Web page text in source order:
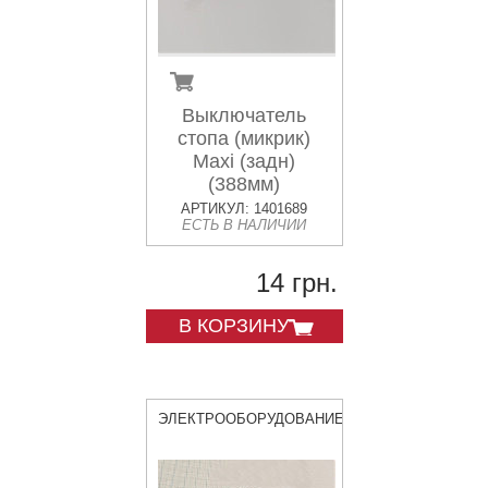
Выключатель
стопа (микрик)
Maxi (задн)
(388мм)
АРТИКУЛ: 1401689
ЕСТЬ В НАЛИЧИИ
14 грн.
В КОРЗИНУ
ЭЛЕКТРООБОРУДОВАНИЕ